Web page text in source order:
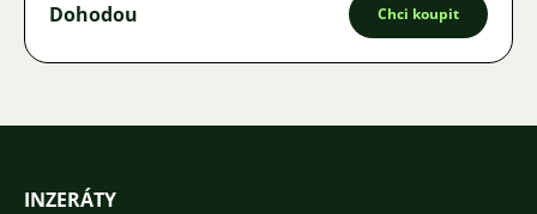
Dohodou Chci koupit
INZERÁTY